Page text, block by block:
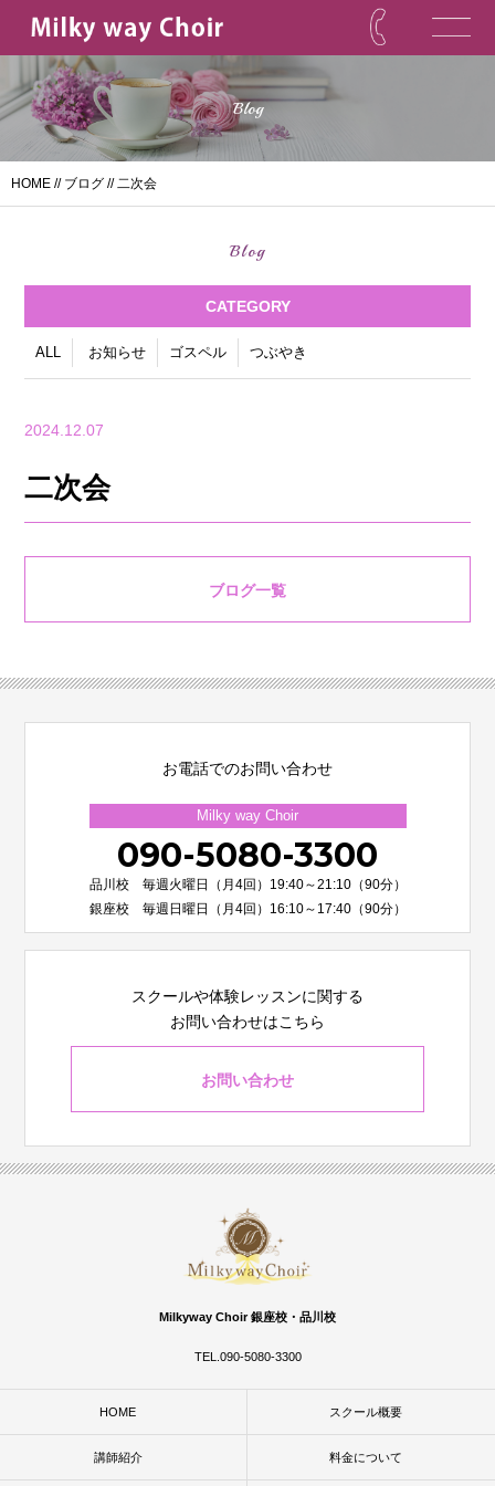
Blog
HOME // ブログ // 二次会
Blog
CATEGORY
ALL お知らせ ゴスペル つぶやき
2024.12.07
二次会
ブログ一覧
お電話でのお問い合わせ
Milky way Choir
090-5080-3300
品川校 毎週火曜日（月4回）19:40～21:10（90分）
銀座校 毎週日曜日（月4回）16:10～17:40（90分）
スクールや体験レッスンに関する
お問い合わせはこちら
お問い合わせ
Milkyway Choir 銀座校・品川校
TEL.090-5080-3300
HOME スクール概要
講師紹介 料金について